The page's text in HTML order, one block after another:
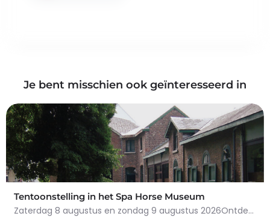
Je bent misschien ook geïnteresseerd in
Tentoonstelling in het Spa Horse Museum
Zaterdag 8 augustus en zondag 9 augustus 2026Ontdek de fascinerende geschiedenis van het paard in…